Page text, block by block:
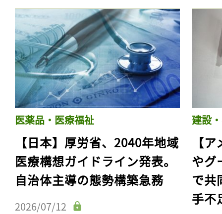
医薬品・医療福祉
【日本】厚労省、2040年地域
医療構想ガイドライン発表。
自治体主導の態勢構築急務
2026/07/12
建設
【
やグ
で共
手不